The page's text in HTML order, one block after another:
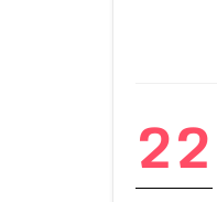
22